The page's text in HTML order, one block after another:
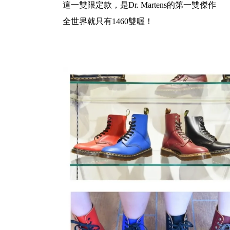
這一雙限定款，是Dr. Martens的第一雙傑作
全世界就只有1460雙喔！